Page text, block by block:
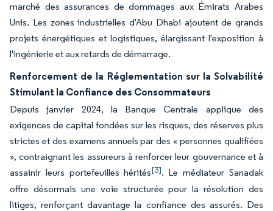
marché des assurances de dommages aux Émirats Arabes
Unis. Les zones industrielles d'Abu Dhabi ajoutent de grands
projets énergétiques et logistiques, élargissant l'exposition à
l'ingénierie et aux retards de démarrage.
Renforcement de la Réglementation sur la Solvabilité
Stimulant la Confiance des Consommateurs
Depuis janvier 2024, la Banque Centrale applique des
exigences de capital fondées sur les risques, des réserves plus
strictes et des examens annuels par des « personnes qualifiées
», contraignant les assureurs à renforcer leur gouvernance et à
assainir leurs portefeuilles hérités[3]. Le médiateur Sanadak
offre désormais une voie structurée pour la résolution des
litiges, renforçant davantage la confiance des assurés. Des